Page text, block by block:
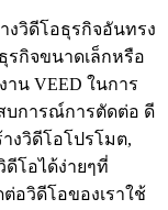
งวิดีโอธุรกิจอันทรง
กิจขนาดเล็กหรือ
น VEED ในการ
บการณ์การตัดต่อ ดี
งวิดีโอโปรโมต,
โอได้ง่ายๆที่
อวิดีโอของเราใช้